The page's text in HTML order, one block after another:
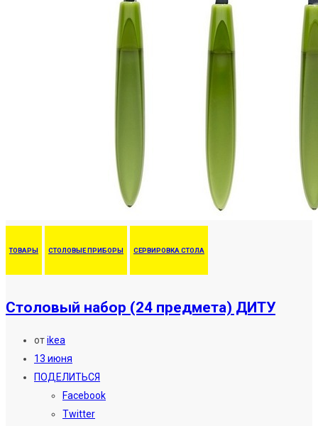
ТОВАРЫ СТОЛОВЫЕ ПРИБОРЫ СЕРВИРОВКА СТОЛА
Столовый набор (24 предмета) ДИТУ
отikea
13 июня
ПОДЕЛИТЬСЯ
Facebook
Twitter